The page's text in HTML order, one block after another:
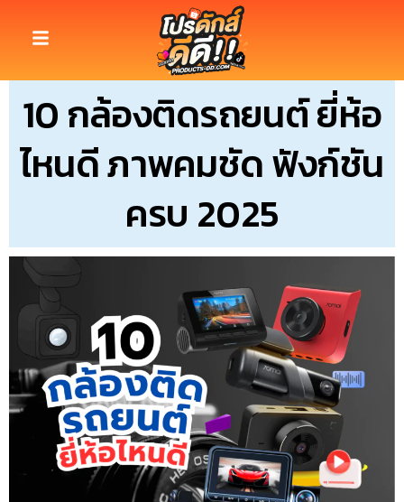
10 กล้องติดรถยนต์ ยี่ห้อ
ไหนดี ภาพคมชัด ฟังก์ชัน
ครบ 2025